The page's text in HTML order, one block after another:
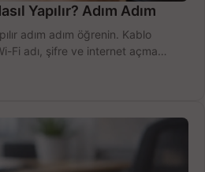
Yapılır? Adım Adım
adım adım öğrenin. Kablo
Fi adı, şifre ve internet açma